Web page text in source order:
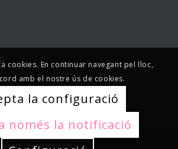
- boscdigital.cat
cookies. En continuar navegant pel lloc,
amb el nostre ús de cookies.
la configuració
només la notificació